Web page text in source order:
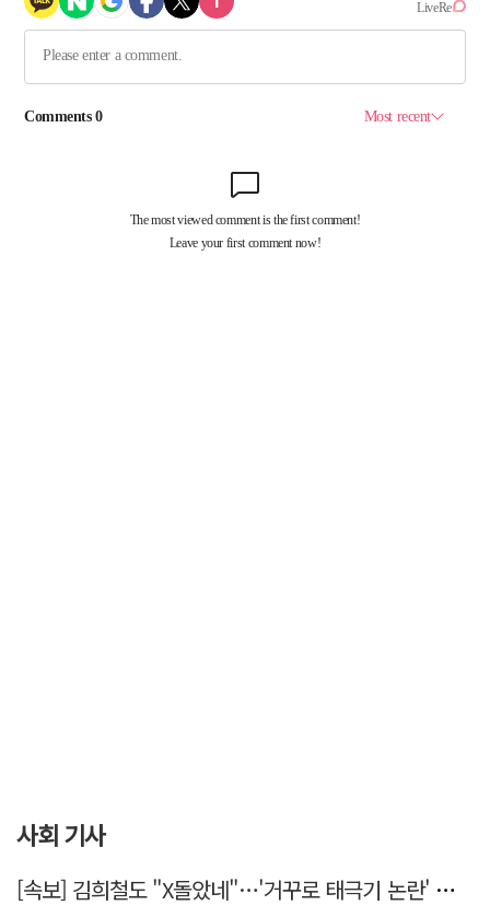
사회 기사
[속보] 김희철도 "X돌았네"…'거꾸로 태극기 논란' 인천시 현수막, 이틀 만에 철거